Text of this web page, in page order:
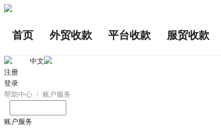
首页 外贸收款 平台收款 服贸收款
中文
注册
登录
帮助中心 / 账户服务
账户服务